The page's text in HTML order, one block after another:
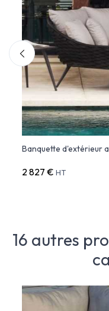
Banquette d'extérieur
2 827 € HT
16 autres